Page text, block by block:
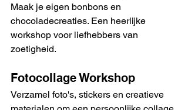
Maak je eigen bonbons en
chocoladecreaties. Een heerlijke
workshop voor liefhebbers van
zoetigheid.
Fotocollage Workshop
Verzamel foto's, stickers en creatieve